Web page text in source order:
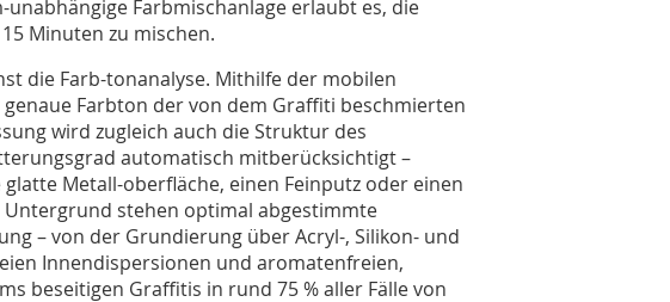
unabhängige Farbmischanlage erlaubt es, die
Minuten zu mischen.
die Farb-tonanalyse. Mithilfe der mobilen
Farbton der von dem Graffiti beschmierten
wird zugleich auch die Struktur des
automatisch mitberücksichtigt –
Metall-oberfläche, einen Feinputz oder einen
Untergrund stehen optimal abgestimmte
– von der Grundierung über Acryl-, Silikon- und
Innendispersionen und aromatenfreien,
be­­seitigen Graffitis in rund 75 % aller Fälle von